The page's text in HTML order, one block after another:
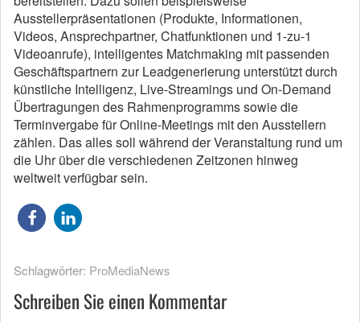
Ausstellerpräsentationen (Produkte, Informationen,
Videos, Ansprechpartner, Chatfunktionen und 1-zu-1
Videoanrufe), intelligentes Matchmaking mit passenden
Geschäftspartnern zur Leadgenerierung unterstützt durch
künstliche Intelligenz, Live-Streamings und On-Demand
Übertragungen des Rahmenprogramms sowie die
Terminvergabe für Online-Meetings mit den Ausstellern
zählen. Das alles soll während der Veranstaltung rund um
die Uhr über die verschiedenen Zeitzonen hinweg
weltweit verfügbar sein.
Schlagwörter: ProMediaNews
Schreiben Sie einen Kommentar